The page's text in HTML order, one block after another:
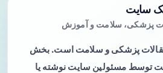
سایت
پزشکی، سلامت و آموزش
پزشکی و سلامت است. بخش
توسط مسئولین سایت نوشته یا